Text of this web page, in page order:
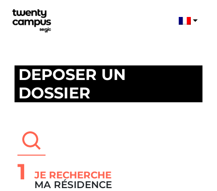
DEPOSER UN
DOSSIER
1
JE RECHERCHE
MA RÉSIDENCE